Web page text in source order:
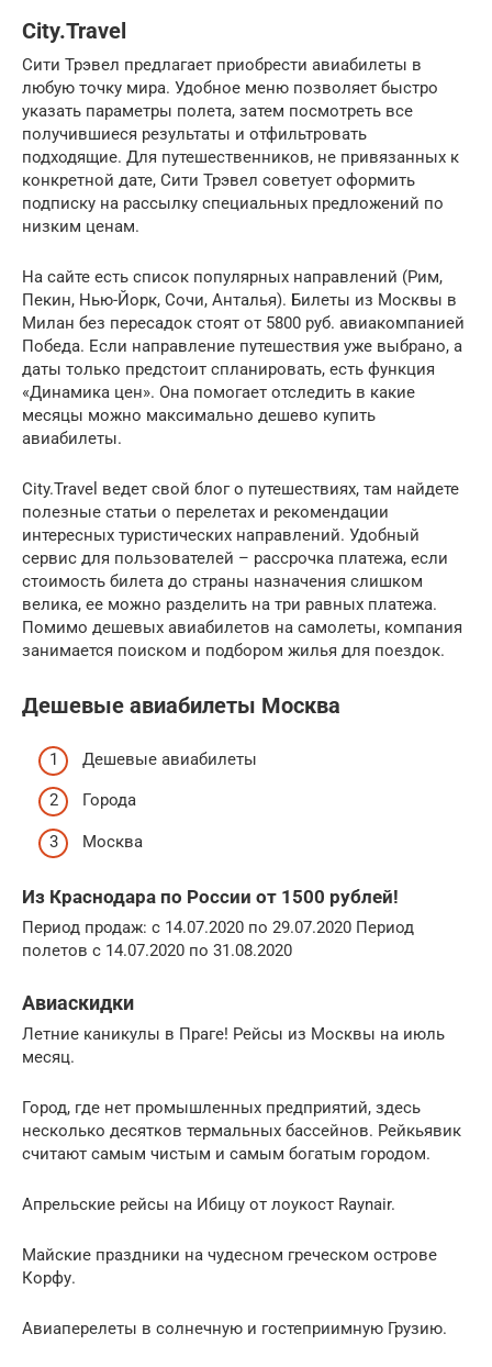
City.Travel
Сити Трэвел предлагает приобрести авиабилеты в
любую точку мира. Удобное меню позволяет быстро
указать параметры полета, затем посмотреть все
получившиеся результаты и отфильтровать
подходящие. Для путешественников, не привязанных к
конкретной дате, Сити Трэвел советует оформить
подписку на рассылку специальных предложений по
низким ценам.
На сайте есть список популярных направлений (Рим,
Пекин, Нью-Йорк, Сочи, Анталья). Билеты из Москвы в
Милан без пересадок стоят от 5800 руб. авиакомпанией
Победа. Если направление путешествия уже выбрано, а
даты только предстоит спланировать, есть функция
«Динамика цен». Она помогает отследить в какие
месяцы можно максимально дешево купить
авиабилеты.
City.Travel ведет свой блог о путешествиях, там найдете
полезные статьи о перелетах и рекомендации
интересных туристических направлений. Удобный
сервис для пользователей – рассрочка платежа, если
стоимость билета до страны назначения слишком
велика, ее можно разделить на три равных платежа.
Помимо дешевых авиабилетов на самолеты, компания
занимается поиском и подбором жилья для поездок.
Дешевые авиабилеты Москва
Дешевые авиабилеты
Города
Москва
Из Краснодара по России от 1500 рублей!
Период продаж: с 14.07.2020 по 29.07.2020 Период
полетов с 14.07.2020 по 31.08.2020
Авиаскидки
Летние каникулы в Праге! Рейсы из Москвы на июль
месяц.
Город, где нет промышленных предприятий, здесь
несколько десятков термальных бассейнов. Рейкьявик
считают самым чистым и самым богатым городом.
Апрельские рейсы на Ибицу от лоукост Raynair.
Майские праздники на чудесном греческом острове
Корфу.
Авиаперелеты в солнечную и гостеприимную Грузию.